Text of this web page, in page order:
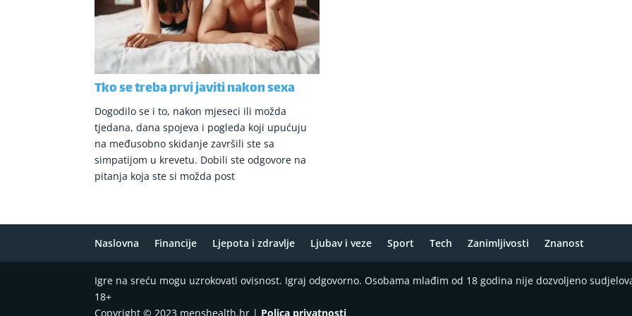
Tko se treba prvi javiti nakon sexa
Dogodilo se i to, nakon mjeseci ili možda
tjedana, dana spojeva i pogleda koji upućuju
na međusobno skidanje završili ste sa
simpatijom u krevetu. Dobili ste odgovore na
pitanja koja ste si možda post
Naslovna Financije Ljepota i zdravlje Ljubav i veze Sport Tech Zanimljivosti Znanost
Igre na sreću mogu uzrokovati ovisnost. Igraj odgovorno. Osobama mlađim od 18 godina nije dozvoljeno
18+
Copyright © 2023 menshealth.hr | Polica privatnosti